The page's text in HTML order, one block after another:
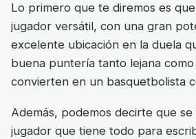
Lo primero que te diremos es
jugador versátil, con una gran
excelente ubicación en la duela
buena puntería tanto lejana
convierten en un basquetbolista
Además, podemos decirte que
jugador que tiene todo para